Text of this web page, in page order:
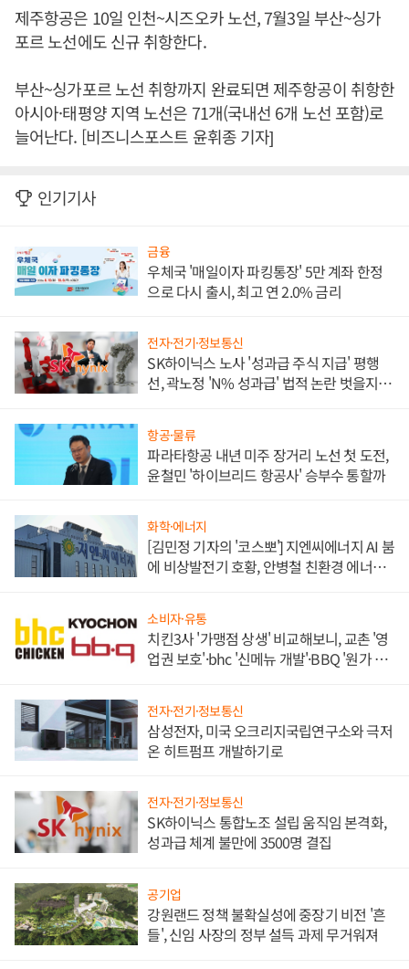
제주항공은 10일 인천~시즈오카 노선, 7월3일 부산~싱가
포르 노선에도 신규 취항한다.
부산~싱가포르 노선 취항까지 완료되면 제주항공이 취항한
아시아·태평양 지역 노선은 71개(국내선 6개 노선 포함)로
늘어난다. [비즈니스포스트 윤휘종 기자]
인기기사
금융
우체국 '매일이자 파킹통장' 5만 계좌 한정
으로 다시 출시, 최고 연 2.0% 금리
전자·전기·정보통신
SK하이닉스 노사 '성과급 주식 지급' 평행
선, 곽노정 'N% 성과급' 법적 논란 벗을지 주
항공·물류
파라타항공 내년 미주 장거리 노선 첫 도전,
윤철민 '하이브리드 항공사' 승부수 통할까
화학·에너지
[김민정 기자의 '코스뽀'] 지엔씨에너지 AI 붐
에 비상발전기 호황, 안병철 친환경 에너지
소비자·유통
치킨3사 '가맹점 상생' 비교해보니, 교촌 '영
업권 보호'·bhc '신메뉴 개발'·BBQ '원가 부
전자·전기·정보통신
삼성전자, 미국 오크리지국립연구소와 극저
온 히트펌프 개발하기로
전자·전기·정보통신
SK하이닉스 통합노조 설립 움직임 본격화,
성과급 체계 불만에 3500명 결집
공기업
강원랜드 정책 불확실성에 중장기 비전 '흔
들', 신임 사장의 정부 설득 과제 무거워져